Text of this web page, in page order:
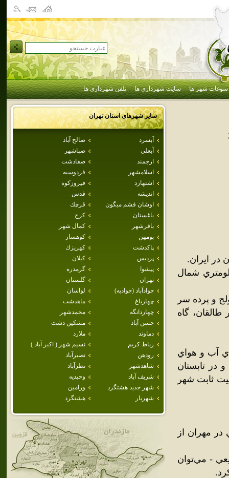
سوغات شهر ها سایت شهرداری ها تلفن شهرداری ها
سایر شهرهای استانتهران
آبسرد
صالح آباد
آبعلي
صباشهر
ارجمند
صفادشت
اسلامشهر
فردوسيه
اشتهارد
فيروزكوه
انديشه
قدس
اوشان فشم ميگون
قرچك
باغستان
كرج
باقرشهر
كمال شهر
بومهن
كوهسار
پاكدشت
كهريزك
پرديس
كيلان
پيشوا
گرمدره
تهران
گلستان
جوادآباد (جواديه)
لواسان
چهارباغ
ماهدشت
چهاردانگه
محمدشهر
حسن آباد
مشكين دشت
دماوند
ملارد
رباط كريم
نسيم شهر ( اكبر آباد )
رودهن
نصيرآباد
شاهدشهر
نظرآباد
شريف آباد
وحيديه
شهر جديد هشتگرد
ورامين
شهريار
هشتگرد
در ايران.
ييلاقي در ميان رشته کوه البرز و در 120 کيلومتري شمال
و پرده سر
گاه
آب و هواي
در تابستان
جمعيت ثابت شهر
در مهران از
- مي‌توان